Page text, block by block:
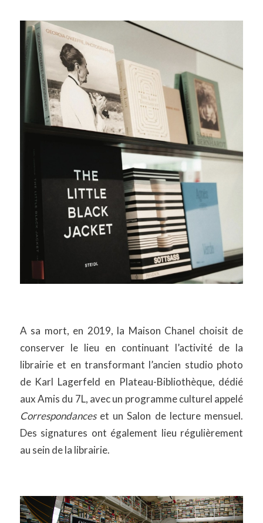
A sa mort, en 2019, la Maison Chanel choisit de
conserver le lieu en continuant l’activité de la
librairie et en transformant l’ancien studio photo
de Karl Lagerfeld en Plateau-Bibliothèque, dédié
aux Amis du 7L, avec un programme culturel appelé
Correspondanceset un Salon de lecture mensuel.
Des signatures ont également lieu régulièrement
au sein de la librairie.